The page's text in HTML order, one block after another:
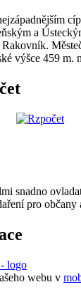
a
výšce 459 m.
snadno
pro občany
webu v